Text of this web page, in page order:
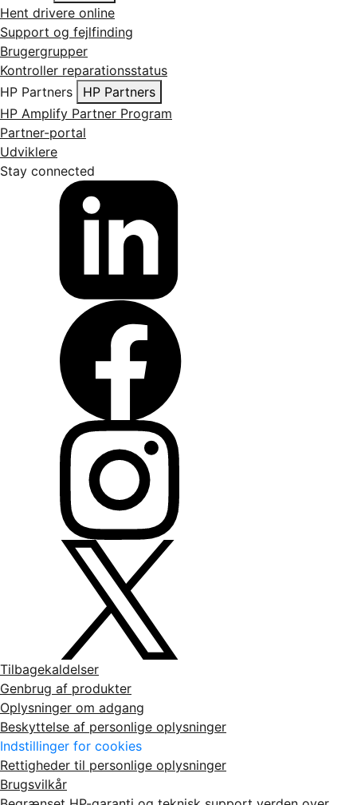
Hent drivere online
Support og fejlfinding
Brugergrupper
Kontroller reparationsstatus
HP Partners
HP Partners
HP Amplify Partner Program
Partner-portal
Udviklere
Stay connected
Tilbagekaldelser
Genbrug af produkter
Oplysninger om adgang
Beskyttelse af personlige oplysninger
Indstillinger for cookies
Rettigheder til personlige oplysninger
Brugsvilkår